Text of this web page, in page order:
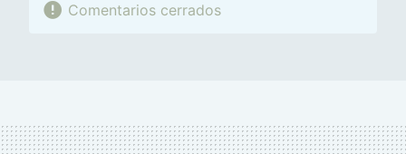
Comentarios cerrados